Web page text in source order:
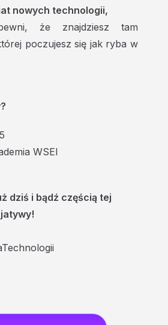
nowych technologii,
że znajdziesz tam
poczujesz się jak ryba w
WSEI
dziś i bądź częścią tej